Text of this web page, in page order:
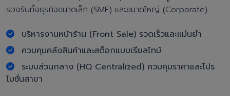
รองรับทั้งธุรกิจขนาดเล็ก (SME) และขนาดใหญ่ (Corporate)
บริหารงานหน้าร้าน (Front Sale) รวดเร็วและแม่นยำ
ควบคุมคลังสินค้าและสต็อกแบบเรียลไทม์
ระบบส่วนกลาง (HQ Centralized) ควบคุมราคาและโปร
โมชั่นสาขา